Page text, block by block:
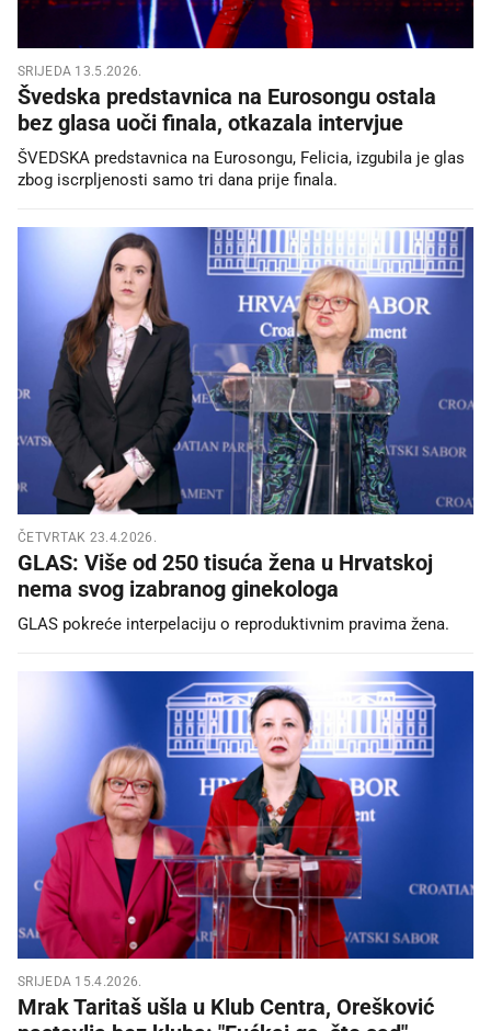
SRIJEDA 13.5.2026.
Švedska predstavnica na Eurosongu ostala
bez glasa uoči finala, otkazala intervjue
ŠVEDSKA predstavnica na Eurosongu, Felicia, izgubila je glas
zbog iscrpljenosti samo tri dana prije finala.
ČETVRTAK 23.4.2026.
GLAS: Više od 250 tisuća žena u Hrvatskoj
nema svog izabranog ginekologa
GLAS pokreće interpelaciju o reproduktivnim pravima žena.
SRIJEDA 15.4.2026.
Mrak Taritaš ušla u Klub Centra, Orešković